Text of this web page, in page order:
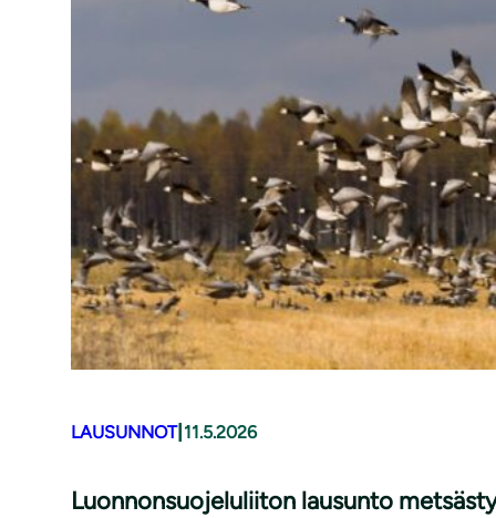
LAUSUNNOT| 11.5.2026
Luonnonsuojeluliiton lausunto